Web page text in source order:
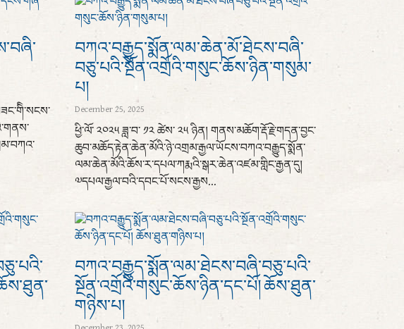
བཀའ་བརྒྱུད་སྨོན་ལམ་ཆེན་མོ་ཐེངས་བཞི་
བཅུ་པའི་སྔོན་འགྲོའི་གསུང་ཆོས་ཉིན་གསུམ་
པ།
December 25, 2025
ཕྱི་ལོ་ ༢༠༢༥ ཟླ་བ་ ༡༢ ཚེས་ ༢༥ ཉིན། གནས་མཆོག་རྡོ་རྗེ་གདན་བྱང་
ཆུབ་མཆོད་རྟེན་ཆེན་མོའི་ཉེ་འགྲམ་རྒྱལ་ཡོངས་བཀའ་བརྒྱུད་སྨོན་
ལམ་ཆེན་མོའི་ཆོས་ར་དཔལ་ཀརྨའི་སྒར་ཆེན་འཛམ་གླིང་རྒྱན་དུ།
༧དཔལ་རྒྱལ་བའི་དབང་པོ་སངས་རྒྱས...
བཀའ་བརྒྱུད་སྨོན་ལམ་ཐེངས་བཞི་བཅུ་པའི་
སྔོན་འགྲོའི་གསུང་ཆོས་ཉིན་དང་པོ། ཆོས་ཐུན་
གཉིས་པ།